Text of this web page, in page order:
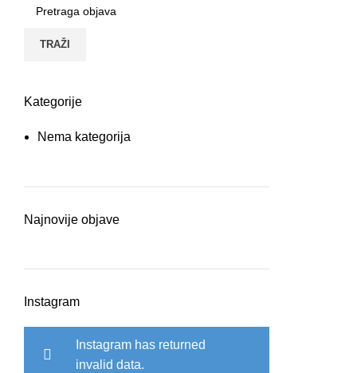
TRAŽI
Kategorije
Nema kategorija
Najnovije objave
Instagram
Instagram has returned
invalid data.